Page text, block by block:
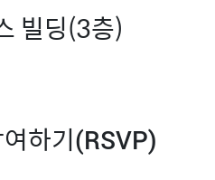
빌딩(3층)
하기(RSVP)